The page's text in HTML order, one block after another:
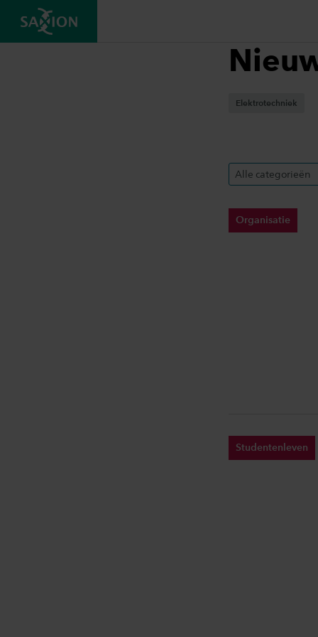
Elektrotechniek
Alle categorieën
Organisatie
Studentenleven